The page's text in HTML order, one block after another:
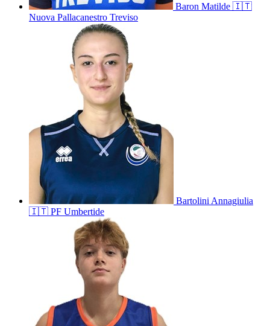
Baron Matilde 🇮🇹
Nuova Pallacanestro Treviso
Bartolini Annagiulia
🇮🇹 PF Umbertide